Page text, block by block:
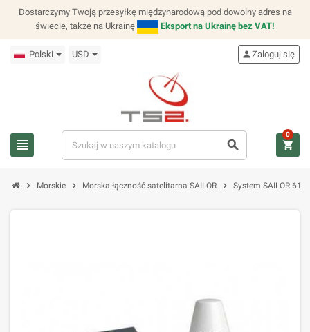
Dostarczymy Twoją przesyłkę międzynarodową pod dowolny adres na
świecie, także na Ukrainę
Eksport na Ukrainę bez VAT!
Polski USD
view_headline search
personZaloguj się
shopping_cart
0
chevron_right Morskie chevron_right Morska łączność satelitarna SAILOR chevron_right System SAILOR